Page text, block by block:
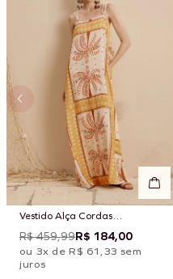
Vestido Alça Cordas
Estampado Copaiba
R$ 459,99R$ 184,00
ou 3x de R$ 61,33 sem
juros